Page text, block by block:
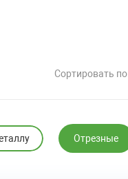
Сортировать по
Отрезные